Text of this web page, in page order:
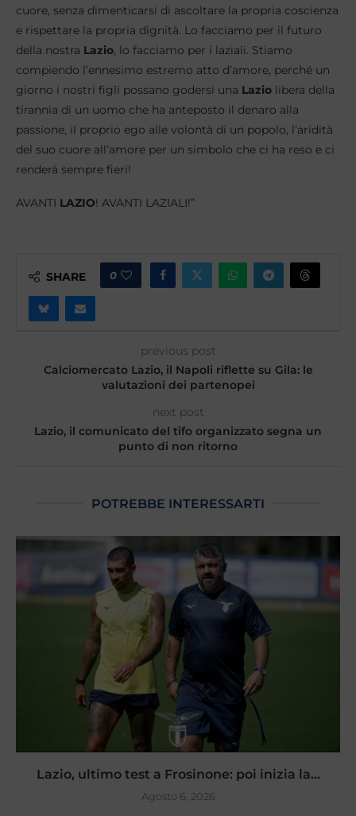
cuore, senza dimenticarsi di ascoltare la propria coscienza
e rispettare la propria dignità. Lo facciamo per il futuro
della nostra Lazio, lo facciamo per i laziali. Stiamo
compiendo l’ennesimo estremo atto d’amore, perché un
giorno i nostri figli possano godersi una Lazio libera della
tirannia di un uomo che ha anteposto il denaro alla
passione, il proprio ego alle volontà di un popolo, l’aridità
del suo cuore all’amore per un simbolo che ci ha reso e ci
renderà sempre fieri!
AVANTI LAZIO! AVANTI LAZIALI!”
SHARE 0
previous post
Calciomercato Lazio, il Napoli riflette su Gila: le
valutazioni dei partenopei
next post
Lazio, il comunicato del tifo organizzato segna un
punto di non ritorno
POTREBBE INTERESSARTI
Lazio, ultimo test a Frosinone: poi inizia la...
Agosto 6, 2026